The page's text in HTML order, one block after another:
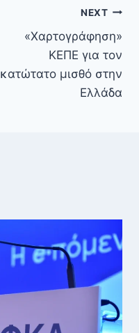
NEXT
«Χαρτογράφηση»
ΚΕΠΕ για τον
κατώτατο μισθό στην
Ελλάδα